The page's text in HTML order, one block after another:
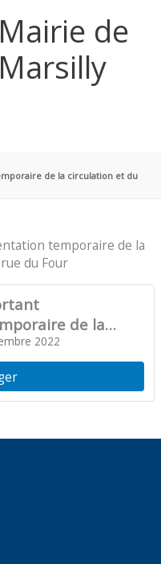
Mairie de
Marsilly
de la circulation et du
temporaire de la
du Four
de la
: rue
2022